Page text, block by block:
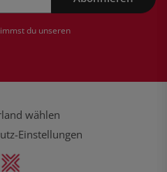
du unseren
wählen
Einstellungen